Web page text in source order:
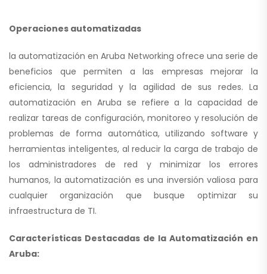
Operaciones automatizadas
la automatización en Aruba Networking ofrece una serie de
beneficios que permiten a las empresas mejorar la
eficiencia, la seguridad y la agilidad de sus redes. La
automatización en Aruba se refiere a la capacidad de
realizar tareas de configuración, monitoreo y resolución de
problemas de forma automática, utilizando software y
herramientas inteligentes, al reducir la carga de trabajo de
los administradores de red y minimizar los errores
humanos, la automatización es una inversión valiosa para
cualquier organización que busque optimizar su
infraestructura de TI.
Características Destacadas de la Automatización en
Aruba: